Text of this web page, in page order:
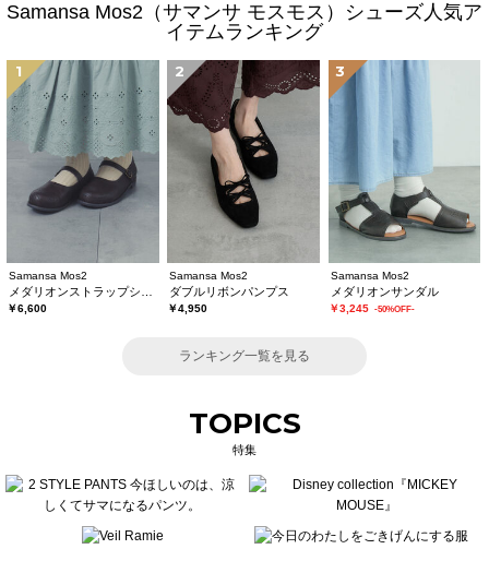
Samansa Mos2（サマンサ モスモス）シューズ人気ア
イテムランキング
1
Samansa Mos2
￥6,600
2
Samansa Mos2
ダブルリボンパンプス
￥4,950
3
Samansa Mos2
メダリオンサンダル
￥3,245 -50%OFF-
ランキング一覧を見る
TOPICS
特集